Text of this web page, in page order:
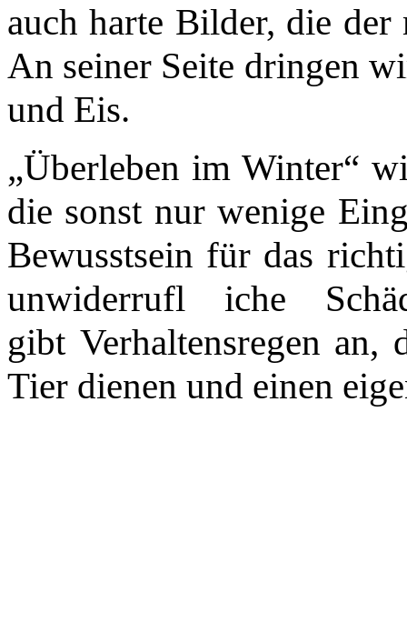
auch harte Bilder, die
An seiner Seite dringen
und Eis.
„Überleben im Winter“
die sonst nur wenige
Bewusstsein für das
unwiderrufl iche
gibt Verhaltensregen an,
Tier dienen und einen